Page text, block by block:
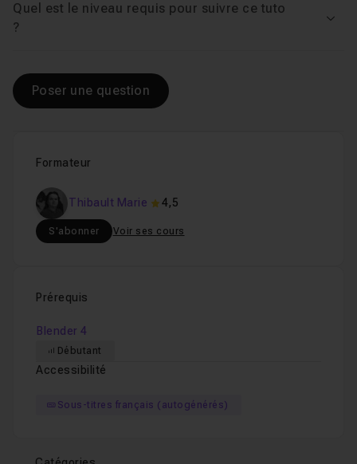
Formateur
Thibault Marie 4,5
S'abonner Voir ses cours
Prérequis
Blender 4
Débutant
Accessibilité
Sous-titres français (autogénérés)
Quel est le niveau requis pour suivre ce tuto
?
Poser une question